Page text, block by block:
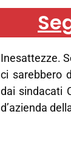
Inesattezze.
ci sarebbero
dai sindacati
d’azienda